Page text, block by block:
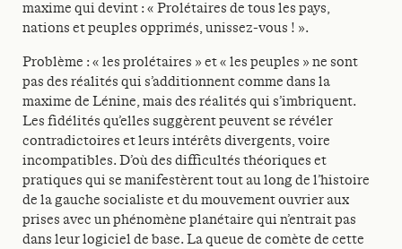
maxime qui devint : « Prolétaires de tous les pays,
nations et peuples opprimés, unissez-vous ! ».
Problème : « les prolétaires » et « les peuples » ne sont
pas des réalités qui s’additionnent comme dans la
maxime de Lénine, mais des réalités qui s’imbriquent.
Les fidélités qu’elles suggèrent peuvent se révéler
contradictoires et leurs intérêts divergents, voire
incompatibles. D’où des difficultés théoriques et
pratiques qui se manifestèrent tout au long de l’histoire
de la gauche socialiste et du mouvement ouvrier aux
prises avec un phénomène planétaire qui n’entrait pas
dans leur logiciel de base. La queue de comète de cette